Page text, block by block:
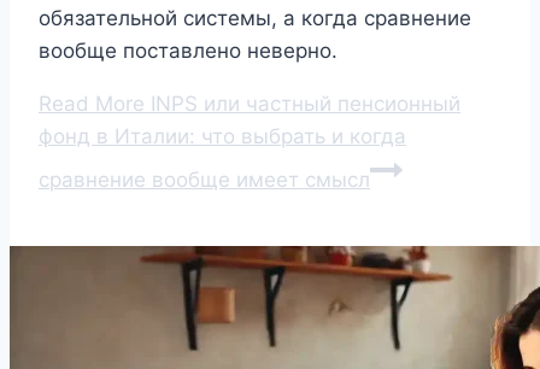
обязательной системы, а когда сравнение
вообще поставлено неверно.
Read More INPS или частный пенсионный
фонд в Италии: что выбрать и когда
сравнение вообще имеет смысл